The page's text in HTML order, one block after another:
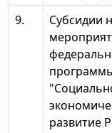
9.
Субсидии
развитие